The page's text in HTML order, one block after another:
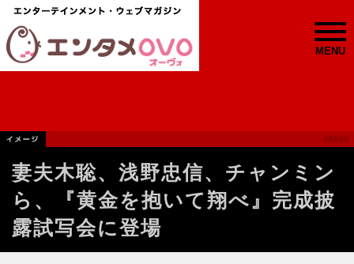
MENU
妻夫木聡、浅野忠信、チャンミン
ら、『黄金を抱いて翔べ』完成披
露試写会に登場